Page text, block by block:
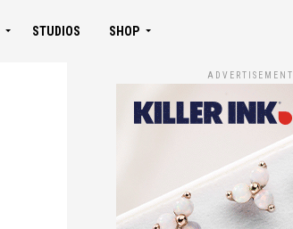
STUDIOS SHOP
ADVERTISEMENT